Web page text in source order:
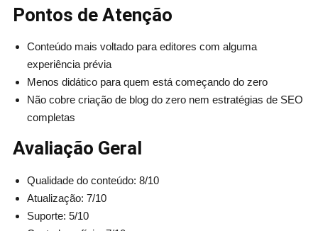
Pontos de Atenção
Conteúdo mais voltado para editores com alguma
experiência prévia
Menos didático para quem está começando do zero
Não cobre criação de blog do zero nem estratégias de SEO
completas
Avaliação Geral
Qualidade do conteúdo: 8/10
Atualização: 7/10
Suporte: 5/10